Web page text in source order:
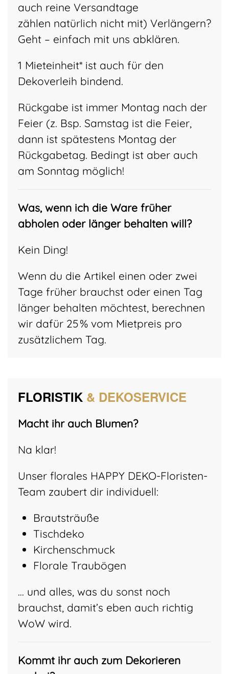
auch reine Versandtage
zählen natürlich nicht mit) Verlängern?
Geht – einfach mit uns abklären.
1 Mieteinheit* ist auch für den
Dekoverleih bindend.
Rückgabe ist immer Montag nach der
Feier (z. Bsp. Samstag ist die Feier,
dann ist spätestens Montag der
Rückgabetag. Bedingt ist aber auch
am Sonntag möglich!
Was, wenn ich die Ware früher
abholen oder länger behalten will?
Kein Ding!
Wenn du die Artikel einen oder zwei
Tage früher brauchst oder einen Tag
länger behalten möchtest, berechnen
wir dafür 25 % vom Mietpreis pro
zusätzlichem Tag.
FLORISTIK & DEKOSERVICE
Macht ihr auch Blumen?
Na klar!
Unser florales HAPPY DEKO-Floristen-
Team zaubert dir individuell:
Brautsträuße
Tischdeko
Kirchenschmuck
Florale Traubögen
… und alles, was du sonst noch
brauchst, damit’s eben auch richtig
WoW wird.
Kommt ihr auch zum Dekorieren